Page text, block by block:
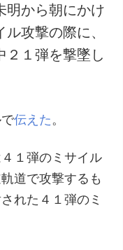
購読
フォトバンク
明から朝にかけ
攻撃の際に、
２１弾を撃墜し
伝えた 。
１弾のミサイル
道で攻撃するも
れた４１弾のミ